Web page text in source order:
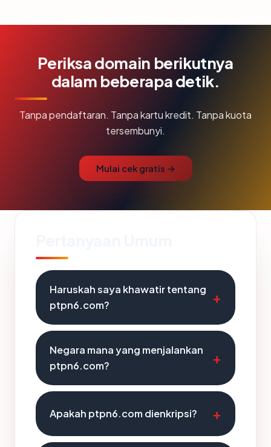
Periksa domain berikutnya
dalam beberapa detik.
Tanpa pendaftaran. Tanpa kartu kredit. Tanpa kuota
tersembunyi.
Mulai cek gratis →
Haruskah saya khawatir tentang
ptpn6.com?
Negara mana yang menjalankan
ptpn6.com?
Apakah ptpn6.com dienkripsi?